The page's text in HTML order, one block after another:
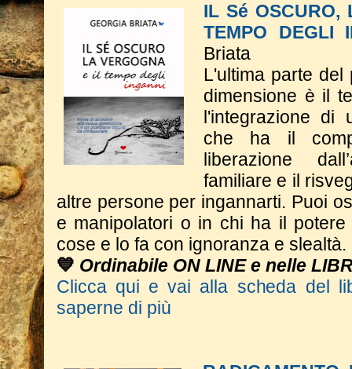
IL Sé OSCURO,
TEMPO DEGLI
Briata
L'ultima parte del
dimensione è il
l'integrazione di
che ha il
liberazione
familiare e il
altre persone per ingannarti. Puoi
e manipolatori o in chi ha il
cose e lo fa con ignoranza e slealtà.
💙 Ordinabile ON LINE e nelle
Clicca qui e vai alla scheda del
saperne di più